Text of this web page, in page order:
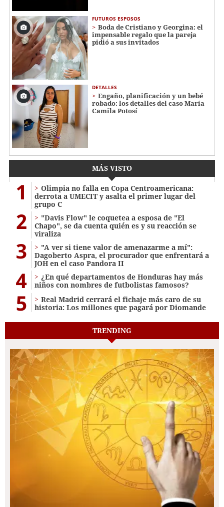
FUTUROS ESPOSOS
Boda de Cristiano y Georgina: el
impensable regalo que la pareja
pidió a sus invitados
DETALLES
Engaño, planificación y un bebé
robado: los detalles del caso María
Camila Potosí
MÁS VISTO
1
Olimpia no falla en Copa Centroamericana:
derrota a UMECIT y asalta el primer lugar del
grupo C
2
"Davis Flow" le coquetea a esposa de "El
Chapo", se da cuenta quién es y su reacción se
viraliza
3
"A ver si tiene valor de amenazarme a mí":
Dagoberto Aspra, el procurador que enfrentará a
JOH en el caso Pandora II
4
¿En qué departamentos de Honduras hay más
niños con nombres de futbolistas famosos?
5
Real Madrid cerrará el fichaje más caro de su
historia: Los millones que pagará por Diomande
TRENDING